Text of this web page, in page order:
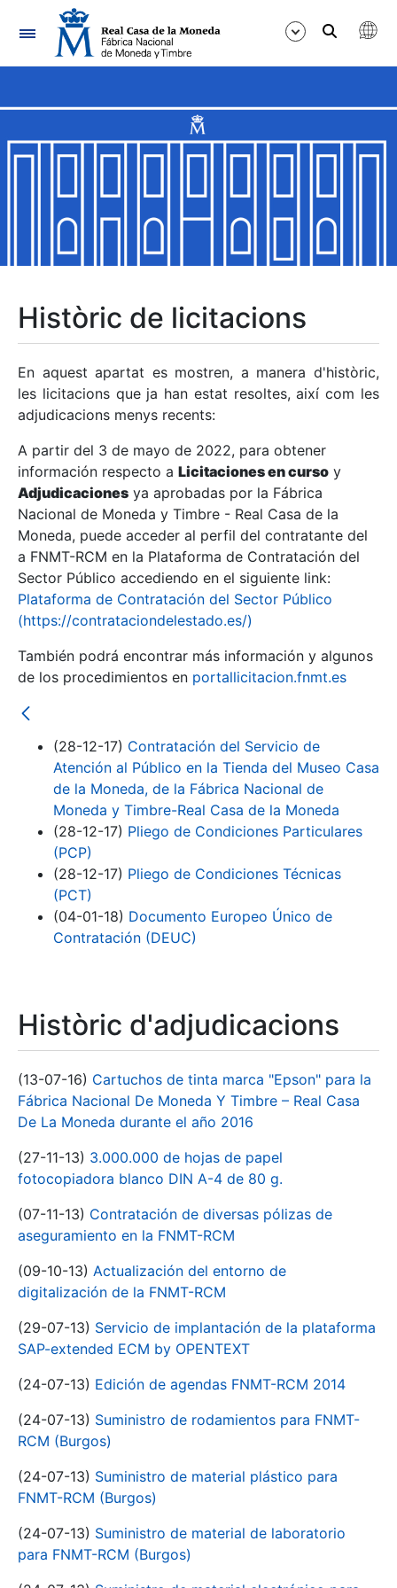
Navegació
Mostra/Amaga
Mostra/Amaga
Mostra/Amaga
Mostra/Amaga
Mostra/Amaga
Històric de licitacions
En aquest apartat es mostren, a manera d'històric,
les licitacions que ja han estat resoltes, així com les
adjudicacions menys recents:
A partir del 3 de mayo de 2022, para obtener
información respecto a Licitaciones en curso y
Adjudicaciones ya aprobadas por la Fábrica
Nacional de Moneda y Timbre - Real Casa de la
Moneda, puede acceder al perfil del contratante del
a FNMT-RCM en la Plataforma de Contratación del
Sector Público accediendo en el siguiente link:
Plataforma de Contratación del Sector Público
(https://contrataciondelestado.es/)
También podrá encontrar más información y algunos
de los procedimientos en portallicitacion.fnmt.es
(28-12-17) Contratación del Servicio de
Atención al Público en la Tienda del Museo Casa
de la Moneda, de la Fábrica Nacional de
Moneda y Timbre-Real Casa de la Moneda
(28-12-17) Pliego de Condiciones Particulares
(PCP)
(28-12-17) Pliego de Condiciones Técnicas
(PCT)
(04-01-18) Documento Europeo Único de
Contratación (DEUC)
Històric d'adjudicacions
(13-07-16) Cartuchos de tinta marca "Epson" para la
Fábrica Nacional De Moneda Y Timbre – Real Casa
De La Moneda durante el año 2016
(27-11-13) 3.000.000 de hojas de papel
fotocopiadora blanco DIN A-4 de 80 g.
(07-11-13) Contratación de diversas pólizas de
aseguramiento en la FNMT-RCM
(09-10-13) Actualización del entorno de
digitalización de la FNMT-RCM
(29-07-13) Servicio de implantación de la plataforma
SAP-extended ECM by OPENTEXT
(24-07-13) Edición de agendas FNMT-RCM 2014
(24-07-13) Suministro de rodamientos para FNMT-
RCM (Burgos)
(24-07-13) Suministro de material plástico para
FNMT-RCM (Burgos)
(24-07-13) Suministro de material de laboratorio
para FNMT-RCM (Burgos)